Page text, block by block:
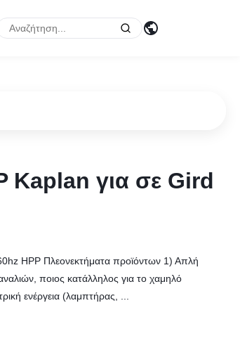
Kaplan για σε Gird
Kaplan για σε Gird
HPP Πλεονεκτήματα προϊόντων 1) Απλή
ποιος κατάλληλος για το χαμηλό
ενέργεια (λαμπτήρας, ...